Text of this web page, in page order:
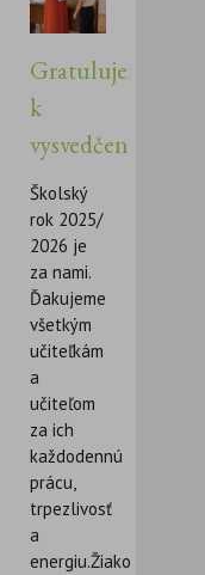
Gratulujeme
k
vysvedčeniu!
Školský
rok 2025/
2026 je
za nami.
Ďakujeme
všetkým
učiteľkám
a
učiteľom
za ich
každodennú
prácu,
trpezlivosť
a
energiu.Žiakom